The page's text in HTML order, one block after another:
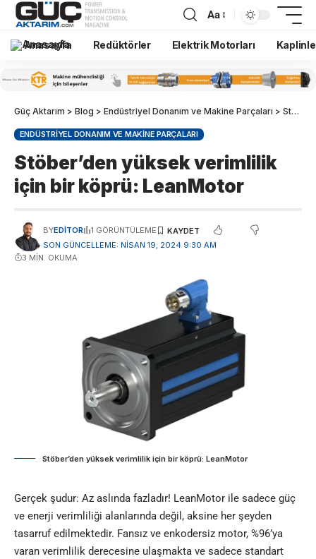
Aa
Anasayfa Redüktörler Elektrik Motorları
Güç Aktarım > Blog > Endüstriyel Donanım ve Makine Parçaları > Stöber’den yüksek verimlilik için bir köprü: LeanMotor
ENDÜSTRIYEL DONANIM VE MAKINE PARÇALARI
Stöber’den yüksek verimlilik
için bir köprü: LeanMotor
SON GÜNCELLEME: NISAN 19, 2024 9:30 AM
BYEDITOR 1 GÖRÜNTÜLEME
3 MIN. OKUMA
Stöber’den yüksek verimlilik için bir köprü: LeanMotor
Gerçek şudur: Az aslında fazladır! LeanMotor ile sadece güç
ve enerji verimliliği alanlarında değil, aksine her şeyden
tasarruf edilmektedir. Fansız ve enkodersiz motor, %96’ya
varan verimlilik derecesine ulaşmakta ve sadece standart